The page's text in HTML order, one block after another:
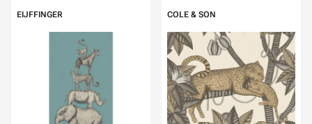
EIJFFINGER COLE & SON